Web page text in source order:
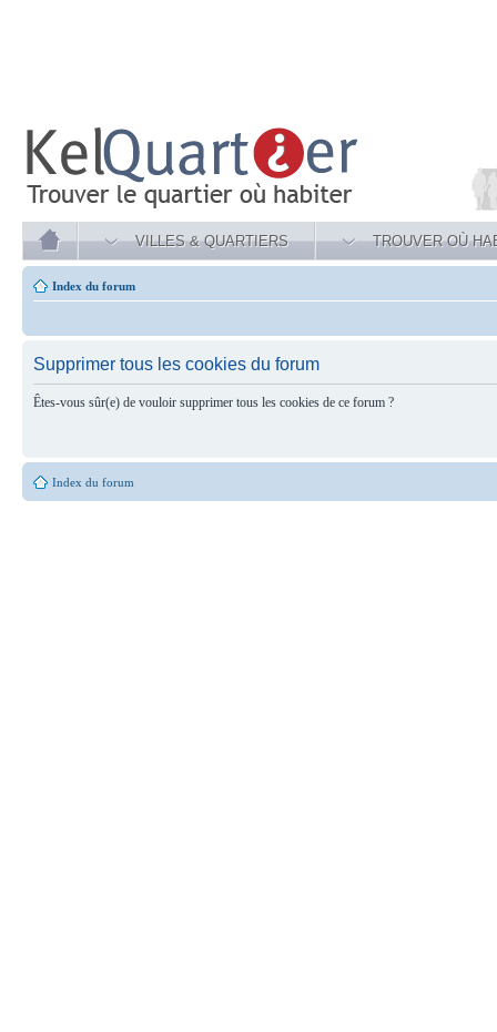
VILLES & QUARTIERS TROUVER OÙ
Index du forum
Supprimer tous les cookies du forum
Êtes-vous sûr(e) de vouloir supprimer tous les cookies de ce forum ?
Index du forum